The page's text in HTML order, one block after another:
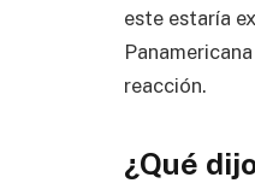
este estaría
reacción.
¿Qué